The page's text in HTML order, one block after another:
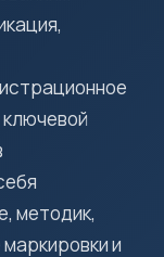
методик,
и